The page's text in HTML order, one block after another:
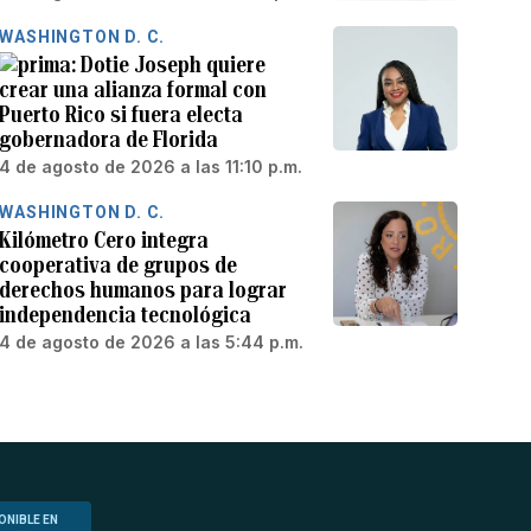
WASHINGTON D. C.
Dotie Joseph quiere
crear una alianza formal con
Puerto Rico si fuera electa
gobernadora de Florida
4 de agosto de 2026 a las 11:10 p.m.
WASHINGTON D. C.
Kilómetro Cero integra
cooperativa de grupos de
derechos humanos para lograr
independencia tecnológica
4 de agosto de 2026 a las 5:44 p.m.
EN